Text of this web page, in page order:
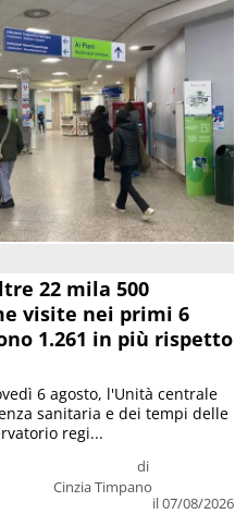
22 mila 500
visite nei primi 6
1.261 in più rispetto
di
Cinzia Timpano
il 07/08/2026
6 agosto, l'Unità centrale
sanitaria e dei tempi delle
regi...